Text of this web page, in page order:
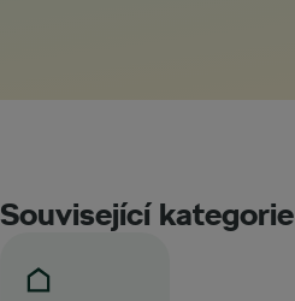
Související kategorie